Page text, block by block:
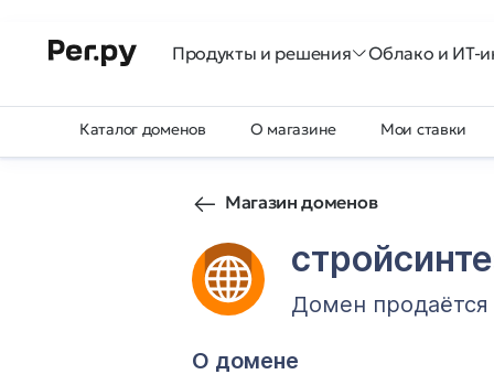
Продукты и решения Облако и ИТ-
Каталог доменов О магазине Мои ставки
Магазин доменов
Домен продаётся
О домене